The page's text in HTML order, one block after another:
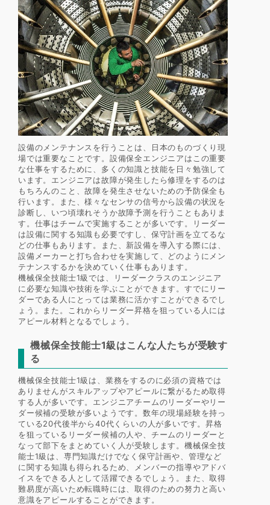
設備のメンテナンスを行うことは、日本のものづくり現
場では重要なことです。設備保全エンジニアはこの重要
な仕事をするために、多くの知識と技能を日々勉強して
います。エンジニアは故障が発生したら修理をするのは
もちろんのこと、故障を発生させないための予防保全も
行います。また、様々なセンサの信号から設備の状況を
診断し、いつ頃壊れそうか故障予測を行うこともありま
す。仕事はチームで実施することが多いです。リーダー
は設備に関する知識も必要ですし、保守計画を立てるな
どの仕事もあります。また、新設備を導入する際には、
設備メーカーと打ち合わせを実施して、どのようにメン
テナンスするかを決めていく仕事もあります。
機械保全技能士1級では、リーダークラスのエンジニア
に必要な知識や技術を学ぶことができます。すでにリー
ダーである人にとっては業務に活かすことができるでし
ょう。また。これからリーダー昇格を狙っている人には
アピール材料となるでしょう。
機械保全技能士1級はこんな人たちが受験す
る
機械保全技能士1級は、業務をするのに必須の資格では
ありませんがスキルアップやアピールに繋がるため取得
する人が多いです。エンジニアチームのリーダーやリー
ダー候補の受験が多いようです。数年の現場経験を持っ
ている20代後半から40代くらいの人が多いです。昇格
を狙っているリーダー候補の人や、チームのリーダーと
なって部下をまとめていく人が受験します。機械保全技
能士1級は、専門知識だけでなく保守計画や、管理など
に関する知識も得られるため、メンバーの指導やアドバ
イスをできる人として活躍できるでしょう。また、取得
難易度が高いため転職時には、取得のための努力と高い
意識をアピールすることができます。